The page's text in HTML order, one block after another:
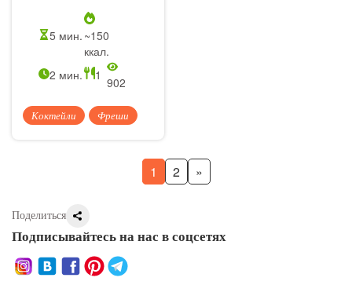
5 мин. ~150
ккал.
2 мин.
1 902
Коктейли Фреши
1 2 »
Поделиться
Подписывайтесь на нас в соцсетях